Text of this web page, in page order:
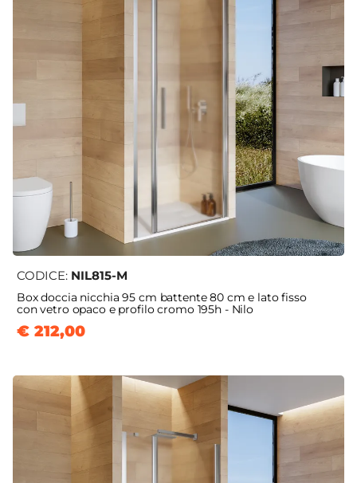
CODICE: NIL815-M
Box doccia nicchia 95 cm battente 80 cm e lato fisso
con vetro opaco e profilo cromo 195h - Nilo
€ 212,00